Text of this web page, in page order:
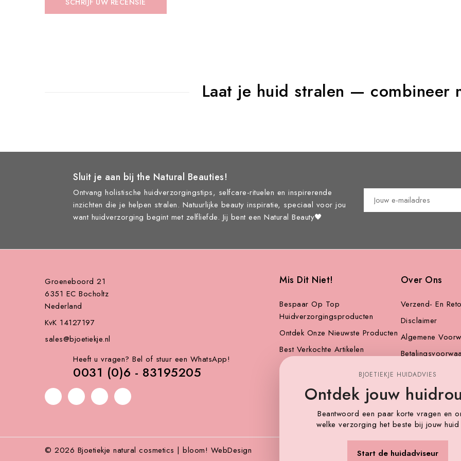
Laat je huid stralen — combineer
SCHRIJF UW RECENSIE
Sluit je aan bij the Natural Beauties!
Ontvang holistische huidverzorgingstips, selfcare-rituelen en inspirerende
inzichten die je helpen stralen. Natuurlijke beauty inspiratie, speciaal voor jou
want huidverzorging begint met zelfliefde. Jij bent een Natural Beauty🖤
Groeneboord 21
6351 EC Bocholtz
Nederland
KvK 14127197
sales@bjoetiekje.nl
Heeft u vragen? Bel of stuur een WhatsApp!
0031 (0)6 - 83195205
Mis Dit Niet!
Bespaar Op Top
Huidverzorgingsproducten
Ontdek Onze Nieuwste Producten
Best Verkochte Artikelen
Over Ons
Verzend- En
Disclaimer
Algemene
Leuke Links
Sitemap
BJOETIEKJE HUIDADVIES
Ontdek jouw
Beantwoord een paar korte vragen en
welke verzorging het beste bij jouw
Start de huidadviseur
© 2026 Bjoetiekje natural cosmetics | bloom! WebDesign